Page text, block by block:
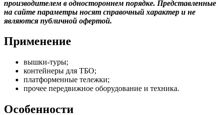
производителем в одностороннем порядке. Представленные
на сайте параметры носят справочный характер и не
являются публичной офертой.
Применение
вышки-туры;
контейнеры для ТБО;
платформенные тележки;
прочее передвижное оборудование и техника.
Особенности